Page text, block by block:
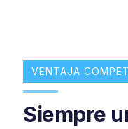
VENTAJA
Siempre